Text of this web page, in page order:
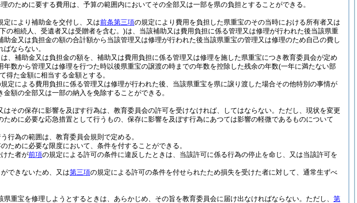
のために要する費用は、予算の範囲内においてその全部又は一部を県の負担とすることができる。
定により補助金を交付し、又は前条第三項の規定により費用を負担した県重宝のその当時における所有者又は
の相続人、受遺者又は受贈者を含む。)は、当該補助又は費用負担に係る管理又は修理が行われた後当該県重
金又は負担金の額の合計額から当該管理又は修理が行われた後当該県重宝の管理又は修理のため自己の費し
ならない。
、補助金又は負担金の額を、補助又は費用負担に係る管理又は修理を施した県重宝につき教育委員会が定め
数から管理又は修理を行つた時以後県重宝の譲渡の時までの年数を控除した残余の年数(一年に満たない部
得た金額に相当する金額とする。
定による費用負担に係る管理又は修理が行われた後、当該県重宝を県に譲り渡した場合その他特別の事情が
額の全部又は一部の納入を免除することができる。
その保存に影響を及ぼす行為は、教育委員会の許可を受けなければ、してはならない。 ただし、現状を変更
めに必要な応急措置として行うもの、保存に影響を及ぼす行為にあつては影響の軽微であるものについて
行為の範囲は、教育委員会規則で定める。
ために必要な限度において、条件を付することができる。
た者が前項の規定による許可の条件に違反したときは、当該許可に係る行為の停止を命じ、又は当該許可を
できないため、又は第三項の規定による許可の条件を付せられたため損失を受けた者に対して、通常生ずべ
重宝を修理しようとするときは、あらかじめ、その旨を教育委員会に届け出なければならない。 ただし、 第